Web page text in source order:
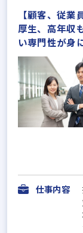
【顧客、従
厚生、高年収
い専門性が身
仕事内容